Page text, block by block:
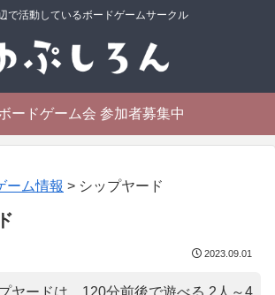
で活動しているボードゲームサークル
ードゲーム会 参加者募集中
ーム情報 > シップヤード
2023.09.01
ヤードは、120分前後で遊べる 2人～4